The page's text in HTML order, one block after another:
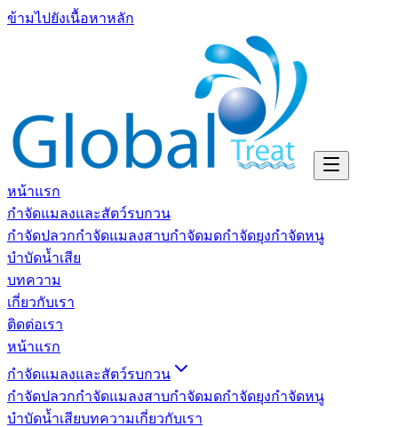
ข้ามไปยังเนื้อหาหลัก
หน้าแรก
กำจัดแมลงและสัตว์รบกวน
กำจัดปลวกกำจัดแมลงสาบกำจัดมดกำจัดยุงกำจัดหนู
บำบัดน้ำเสีย
บทความ
เกี่ยวกับเรา
ติดต่อเรา
หน้าแรก
กำจัดแมลงและสัตว์รบกวน
กำจัดปลวกกำจัดแมลงสาบกำจัดมดกำจัดยุงกำจัดหนู
บำบัดน้ำเสียบทความเกี่ยวกับเรา